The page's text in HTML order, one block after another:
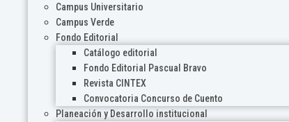
Campus Universitario
Campus Verde
Fondo Editorial
Catálogo editorial
Fondo Editorial Pascual Bravo
Revista CINTEX
Convocatoria Concurso de Cuento
Planeación y Desarrollo institucional